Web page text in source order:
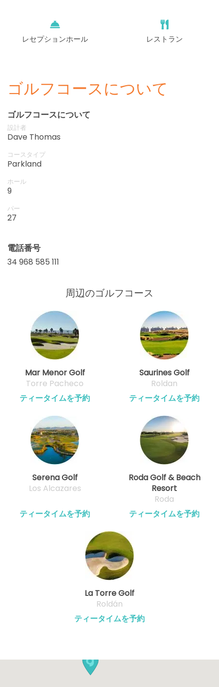
レセプションホール レストラン
ゴルフコースについて
ゴルフコースについて
設計者
Dave Thomas
コースタイプ
Parkland
ホール
9
パー
27
電話番号
34 968 585 111
周辺のゴルフコース
Mar Menor Golf
Torre Pacheco
ティータイムを予約
Saurines Golf
Roldan
ティータイムを予約
Serena Golf
Los Alcazares
ティータイムを予約
Roda Golf & Beach
Resort
Roda
ティータイムを予約
La Torre Golf
Roldán
ティータイムを予約